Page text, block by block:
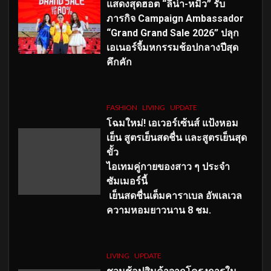
แสดงสุดฮอต “ลีน่า-หมิว” รับ
ภารกิจ Campaign Ambassador
“Grand Grand Sale 2026” ปลุก
เอเนอร์จี้มหกรรมช้อปกลางปีสุด
คึกคัก
FASHION LIVING UPDATE
โฉมใหม่! เอเวอร์เซ้นส์ แป้งหอม
เย็น สูตรเย็นสดชื่น และสูตรเย็นสุด
ขั้ว
ไอเทมคู่กายของสาว ๆ ประจำ
ซัมเมอร์นี้
เย็นสดชื่นเต็มคาราเบล อัพเลเวล
ความหอมยาวนาน 8 ชม.
LIVING UPDATE